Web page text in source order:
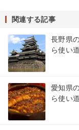
関連する記事
長野県
ら使い
愛知県
ら使い